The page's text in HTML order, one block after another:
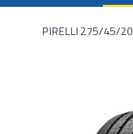
PIRELLI 275/45/20